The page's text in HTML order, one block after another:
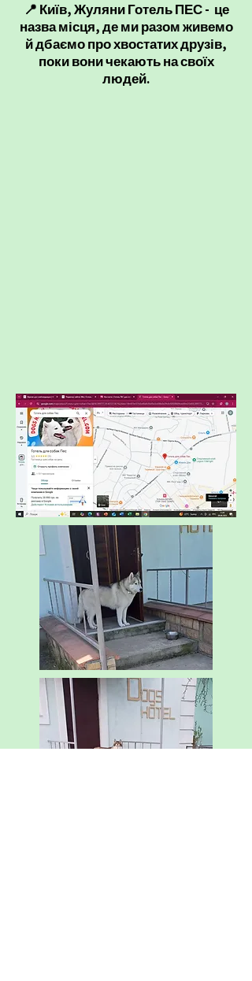
📍 Київ, Жуляни Готель ПЕС - це
назва місця, де ми разом живемо
й дбаємо про хвостатих друзів,
поки вони чекають на своїх
людей.